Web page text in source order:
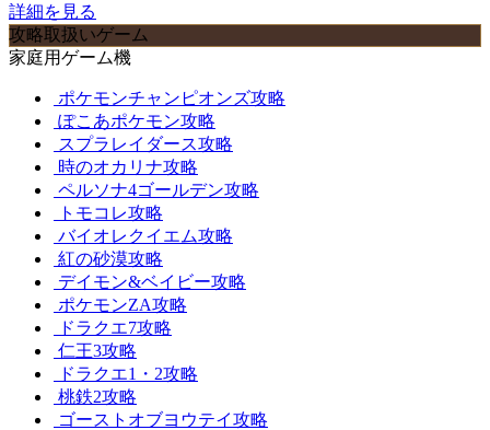
詳細を見る
攻略取扱いゲーム
家庭用ゲーム機
ポケモンチャンピオンズ攻略
ぽこあポケモン攻略
スプラレイダース攻略
時のオカリナ攻略
ペルソナ4ゴールデン攻略
トモコレ攻略
バイオレクイエム攻略
紅の砂漠攻略
デイモン&ベイビー攻略
ポケモンZA攻略
ドラクエ7攻略
仁王3攻略
ドラクエ1・2攻略
桃鉄2攻略
ゴーストオブヨウテイ攻略